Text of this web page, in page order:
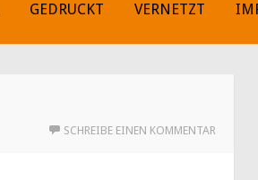
GEDRUCKT VERNETZT
SCHREIBE EINEN KOMMENTAR